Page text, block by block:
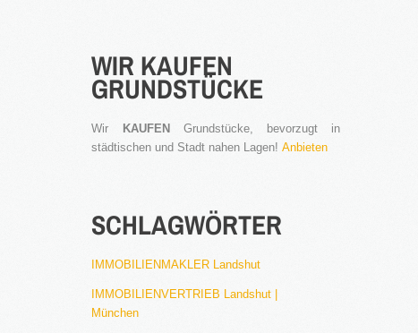
WIR KAUFEN
GRUNDSTÜCKE
Wir KAUFEN
Grundstücke, bevorzugt in
städtischen und Stadt nahen Lagen!Anbieten
SCHLAGWÖRTER
IMMOBILIENMAKLER Landshut
IMMOBILIENVERTRIEB Landshut |
München